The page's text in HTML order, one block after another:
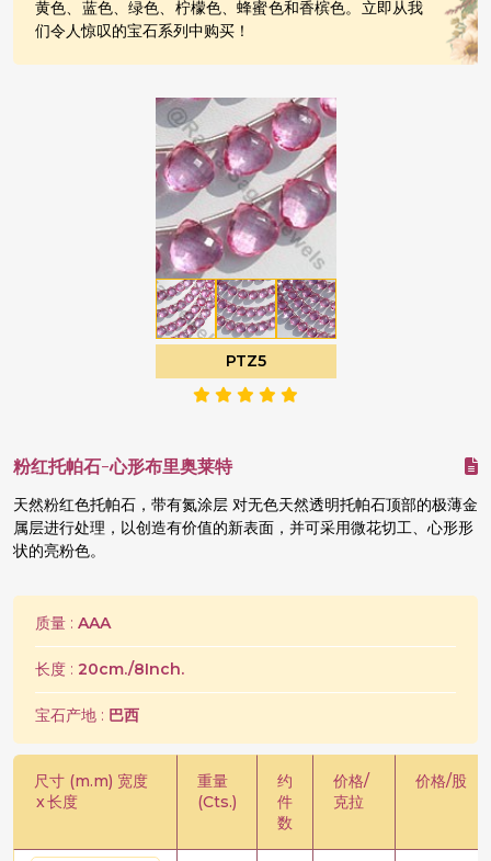
黄色、蓝色、绿色、柠檬色、蜂蜜色和香槟色。立即从我
们令人惊叹的宝石系列中购买！
PTZ5
粉红托帕石-心形布里奥莱特
天然粉红色托帕石，带有氮涂层 对无色天然透明托帕石顶部的极薄金
属层进行处理，以创造有价值的新表面，并可采用微花切工、心形形
状的亮粉色。
质量 : AAA
长度 : 20cm./8Inch.
宝石产地 : 巴西
尺寸 (m.m) 宽度
x长度
重量
(Cts.)
约
件
数
价格/
克拉
价格/股